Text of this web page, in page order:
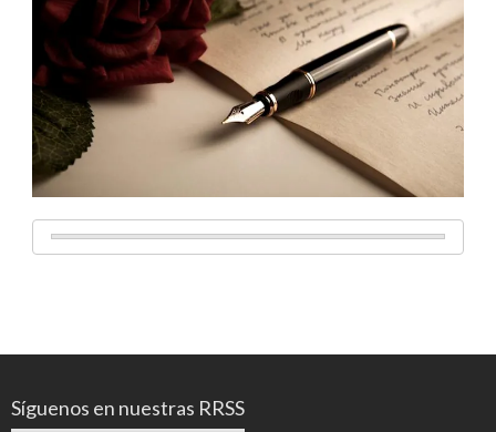
Síguenos en nuestras RRSS